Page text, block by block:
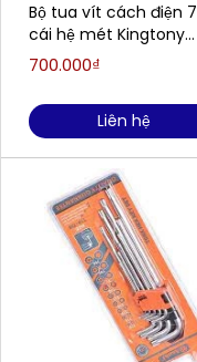
Bộ tua vít cách điện 7
cái hệ mét Kingtony
30617MR
700.000₫
Liên hệ